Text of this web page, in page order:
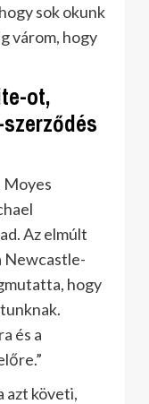
sok okunk
várom, hogy
ot,
Moyes
Az elmúlt
Newcastle-
hogy
és a
azt követi,